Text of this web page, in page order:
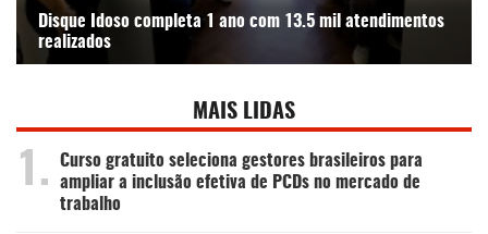
Disque Idoso completa 1 ano com 13.5 mil atendimentos
realizados
MAIS LIDAS
1.
Curso gratuito seleciona gestores brasileiros para
ampliar a inclusão efetiva de PCDs no mercado de
trabalho